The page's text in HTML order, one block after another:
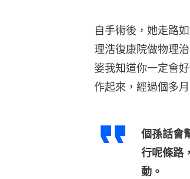
自手術後，她走路
理浩復康院做物理
婆我知道你一定會
作起來，經過個多
個孫話會
行呢條路
動。